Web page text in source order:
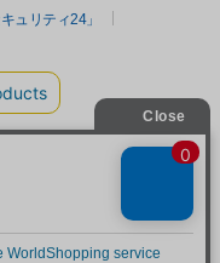
ュリティ24」
イエラエ）